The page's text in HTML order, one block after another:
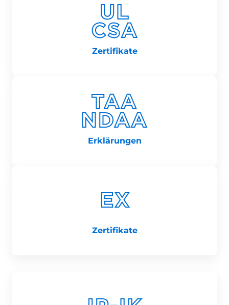
Zertifikate
Erklärungen
Zertifikate